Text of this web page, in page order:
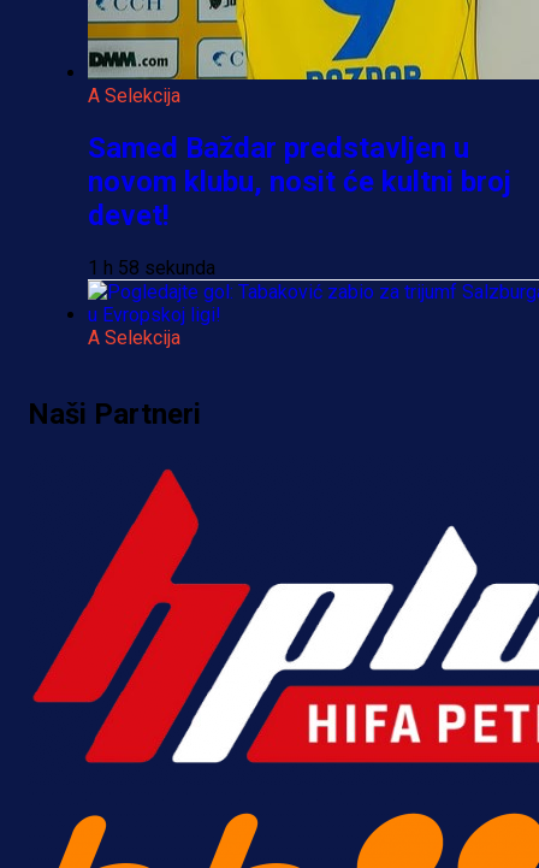
A Selekcija
Samed Baždar predstavljen u
novom klubu, nosit će kultni broj
devet!
1 h 58 sekunda
A Selekcija
trijumf Salzburga u Evropskoj ligi!
4 h 47 min
Naši Partneri